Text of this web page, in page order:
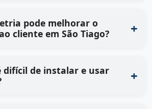
pode melhorar o
cliente em São Tiago?
difícil de instalar e usar